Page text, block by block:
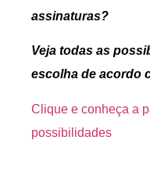
assinaturas?
Veja todas as
escolha de acordo
Clique e conheça a
possibilidades